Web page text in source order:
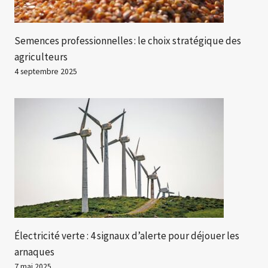
Semences professionnelles : le choix stratégique des
agriculteurs
4 septembre 2025
Électricité verte : 4 signaux d’alerte pour déjouer les
arnaques